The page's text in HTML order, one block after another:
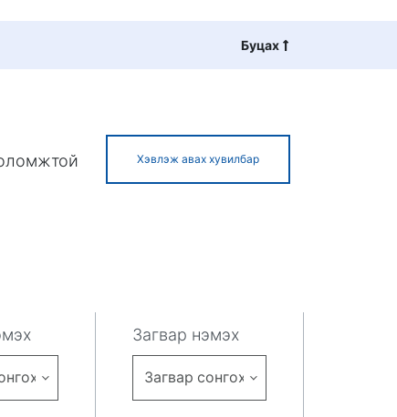
Буцах
Хэвлэж авах хувилбар
Загвар нэмэх
Загвар сонгох